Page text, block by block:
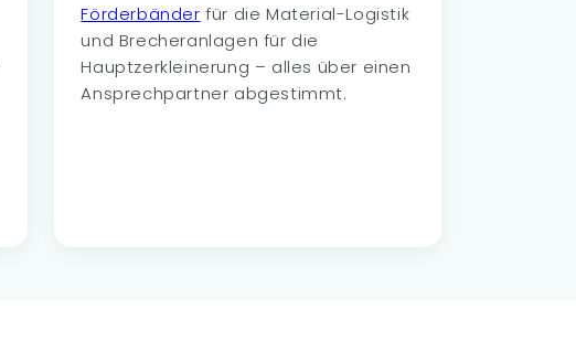
Förderbänder für die Material-Logistik
und Brecheranlagen für die
Hauptzerkleinerung – alles über einen
Ansprechpartner abgestimmt.